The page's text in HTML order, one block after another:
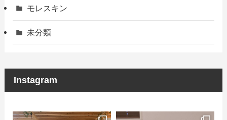
モレスキン
未分類
Instagram